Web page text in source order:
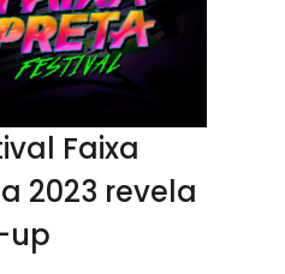
Faixa
2023 revela
up